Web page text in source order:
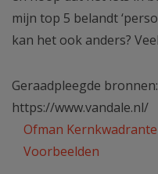
mijn top 5 belandt
kan het ook anders?
Geraadpleegde
https://www.vandale.nl/
Ofman
Voorbeelden